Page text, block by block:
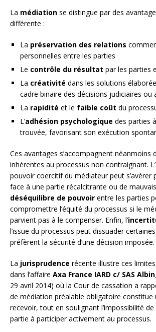
La médiation se distingue par des
différente :
La préservation des relations
personnelles entre les parties
Le contrôle du résultat par les parties
La créativité dans les solutions
cadre binaire des décisions judiciaires ou
La rapidité et le faible coût du
L’adhésion psychologique des parties
trouvée, favorisant son exécution
Ces avantages s’accompagnent néanmoins
inhérentes au processus non contraignant.
pouvoir coercitif du médiateur peut s’avérer
face à une partie récalcitrante ou de
déséquilibre de pouvoir entre les parties
compromettre l’équité du processus si le
parvient pas à le compenser. Enfin, l’
l’issue du processus peut dissuader
préfèrent la sécurité d’une décision imposée.
La jurisprudence récente illustre ces
dans l’affaire Axa France IARD c/ SAS
29 avril 2014) où la Cour de cassation a
de médiation préalable obligatoire constitue
recevoir, tout en soulignant l’impossibilité
partie à participer activement au processus.